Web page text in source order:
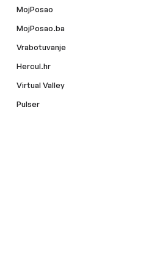
MojPosao
MojPosao.ba
Vrabotuvanje
Hercul.hr
Virtual Valley
Pulser